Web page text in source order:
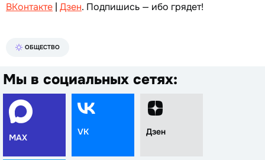
ВКонтакте | Дзен. Подпишись — ибо грядет!
ОБЩЕСТВО
Мы в социальных сетях:
MAX
VK Дзен